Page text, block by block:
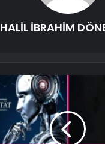
HALİL İBRAHİM